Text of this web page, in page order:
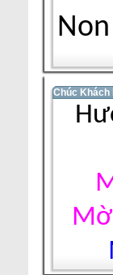
Chúc Khách